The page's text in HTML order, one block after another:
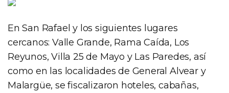
En San Rafael y los siguientes lugares
cercanos: Valle Grande, Rama Caída, Los
Reyunos, Villa 25 de Mayo y Las Paredes, así
como en las localidades de General Alvear y
Malargüe, se fiscalizaron hoteles, cabañas,